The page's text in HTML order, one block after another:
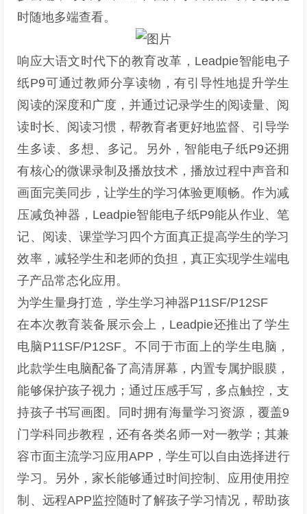
时随地多端查看。
响应大语文时代下的教育改革，Leadpie智能电子
纸P9可通过教师分享读物，有引导性地提升学生
阅读的深度和广度，并通过记录学生的阅读量、阅
读时长、阅读习惯，帮教育者更好地监督、引导学
生多读、多想、多记。另外，智能电子纸P9还拥
有核心的微课录制及播放技术，播放过程中声音和
画面完美同步，让学生的学习体验更顺畅。作为减
压减负神器，Leadpie智能电子纸P9能从作业、笔
记、阅读、课堂学习四个方面真正提高学生的学习
效率，减轻学生和老师的负担，真正实现学生端电
子产品常态化应用。
为学生量身打造，学生学习神器P11SF/P12SF
在本次教育装备展示会上，Leadpie还推出了学生
电脑P11SF/P12SF。不同于市面上的学生电脑，
此款学生电脑配备了高清屏幕，内置专属护眼膜，
能够保护孩子视力；通过压感手写，多点触控，支
持孩子书写画图。同时拥有海量学习资源，覆盖9
门学科同步教程，还有各类名师一对一教学；其兼
容市面主流学习应用APP，学生可以自由选择进行
学习。另外，家长能够通过时间控制、应用使用控
制、远程APP监控随时了解孩子学习情况，帮助孩